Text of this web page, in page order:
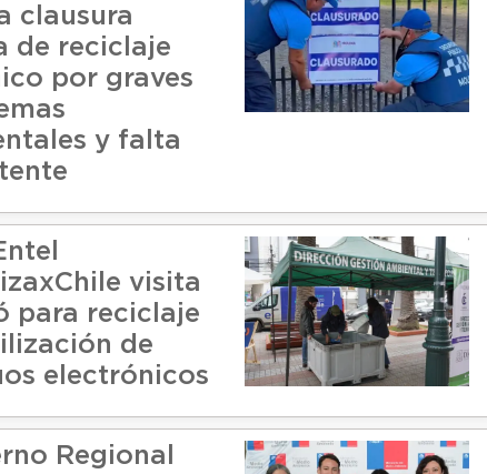
clausura
de reciclaje
por graves
y falta
visita
para reciclaje
de
electrónicos
Regional